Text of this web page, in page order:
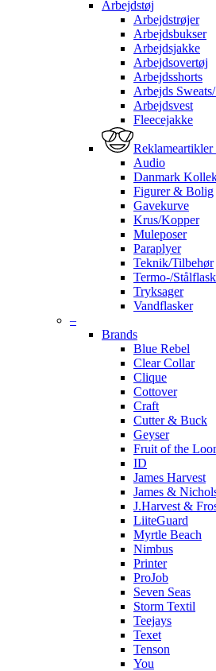
Arbejdstøj
Arbejdstrøjer
Arbejdsbukser
Arbejdsjakke
Arbejdsovertøj
Arbejdsshorts
Arbejds
Arbejdsvest
Fleecejakke
Audio
Danmark
Figurer & Bolig
Gavekurve
Krus/Kopper
Muleposer
Paraplyer
Teknik/Tilbehør
Termo-/
Tryksager
Vandflasker
–
Brands
Blue Rebel
Clear Collar
Clique
Cottover
Craft
Cutter & Buck
Geyser
Fruit of the
ID
James Harvest
James &
J.Harvest &
LiiteGuard
Myrtle Beach
Nimbus
Printer
ProJob
Seven Seas
Storm Textil
Teejays
Texet
Tenson
You